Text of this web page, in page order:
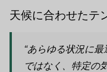
天候に合わせたテ
“あらゆる状況に
ではなく、特定の